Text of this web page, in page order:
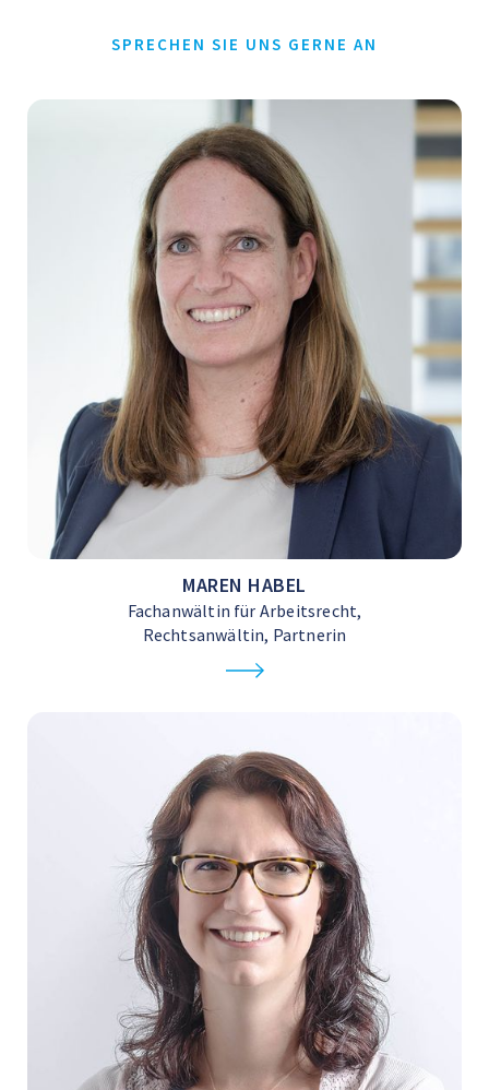
SPRECHEN SIE UNS GERNE AN
MAREN HABEL
Fachanwältin für Arbeitsrecht,
Rechtsanwältin, Partnerin